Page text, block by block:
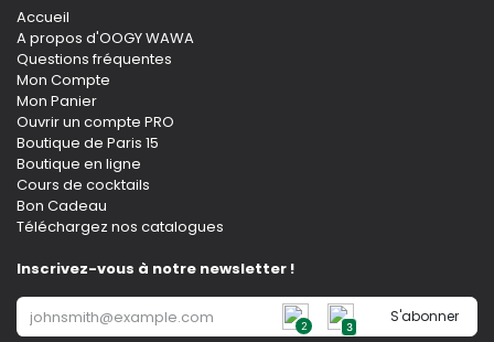
Accueil
A propos d'OOGY WAWA
Questions fréquentes
Mon Compte
Mon Panier
Ouvrir un compte PRO
Boutique de Paris 15
Boutique en ligne
Cours de cocktails
Bon Cadeau
Téléchargez nos catalogues
Inscrivez-vous à notre newsletter !
2 3
S'abonner